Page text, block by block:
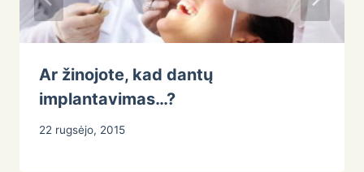
Ar žinojote, kad dantų
implantavimas…?
22 rugsėjo, 2015